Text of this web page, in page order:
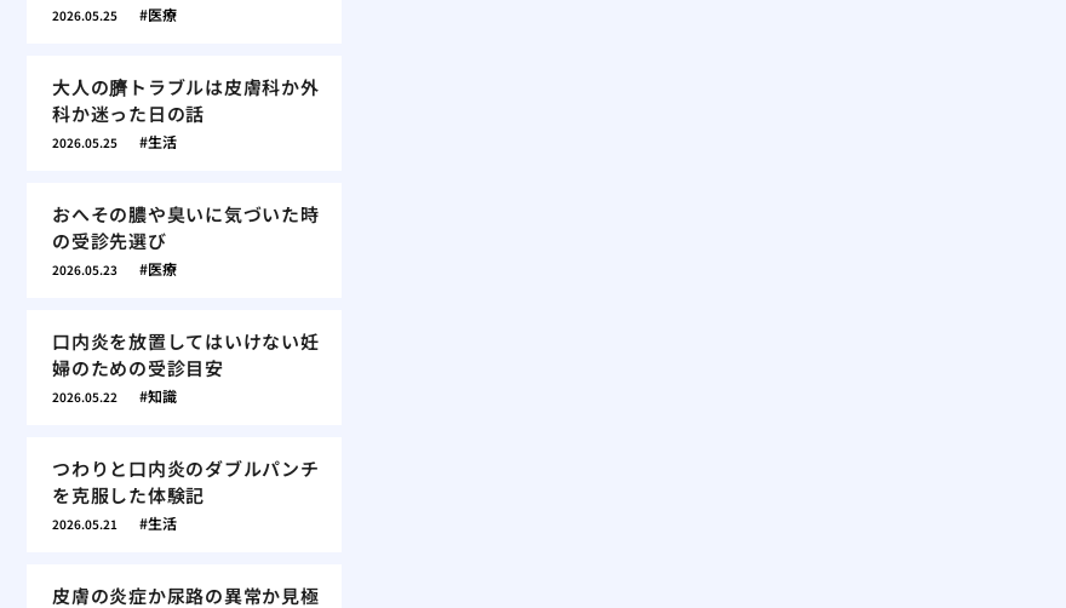
2026.05.25 医療
大人の臍トラブルは皮膚科か外
科か迷った日の話
2026.05.25 生活
おへその膿や臭いに気づいた時
の受診先選び
2026.05.23 医療
口内炎を放置してはいけない妊
婦のための受診目安
2026.05.22 知識
つわりと口内炎のダブルパンチ
を克服した体験記
2026.05.21 生活
皮膚の炎症か尿路の異常か見極